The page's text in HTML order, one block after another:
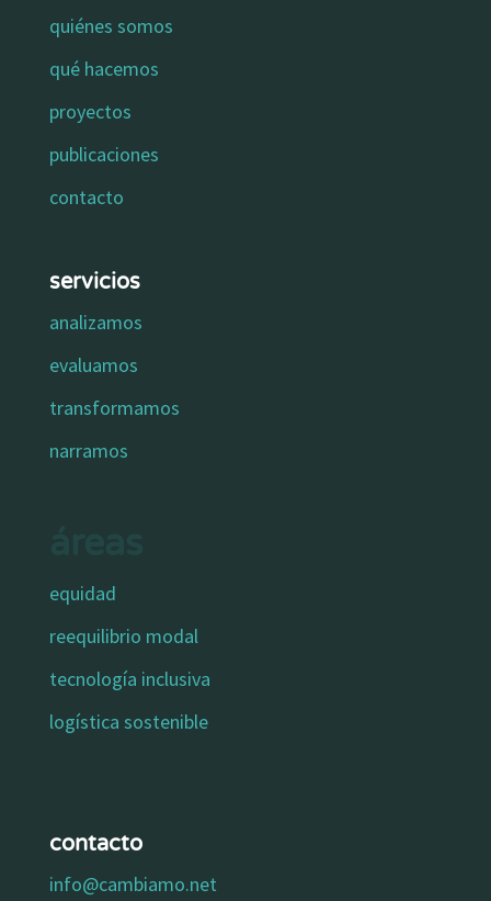
quiénes somos
qué hacemos
proyectos
publicaciones
contacto
servicios
analizamos
evaluamos
transformamos
narramos
equidad
reequilibrio modal
tecnología inclusiva
logística sostenible
contacto
info@cambiamo.net